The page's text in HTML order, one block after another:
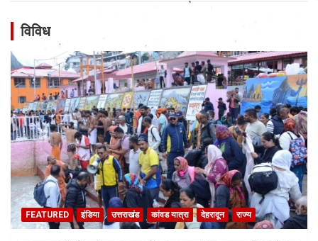
विविध
FEATURED इंडिया उत्तराखंड कांवड यात्रा देहरादून राज्य